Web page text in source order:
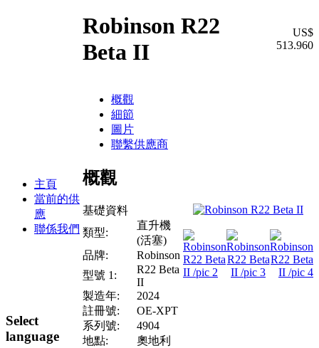
主頁
當前的供
應
聯係我們
Select
language
Robinson R22
Beta II
US$
513.960
概觀
細節
圖片
聯繫供應商
概觀
基礎資料
類型:
直升機
(活塞)
品牌:
Robinson
型號 1:
R22 Beta
II
製造年:
2024
註冊號:
OE-XPT
系列號:
4904
地點:
奧地利